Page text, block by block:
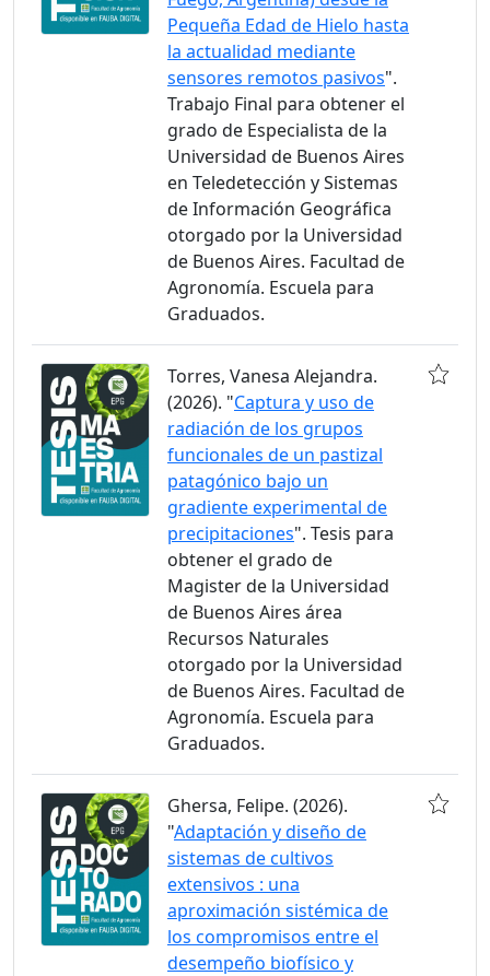
Pequeña Edad de Hielo hasta
la actualidad mediante
sensores remotos pasivos".
Trabajo Final para obtener el
grado de Especialista de la
Universidad de Buenos Aires
en Teledetección y Sistemas
de Información Geográfica
otorgado por la Universidad
de Buenos Aires. Facultad de
Agronomía. Escuela para
Graduados.
Torres, Vanesa Alejandra.
(2026). "Captura y uso de
radiación de los grupos
funcionales de un pastizal
patagónico bajo un
gradiente experimental de
precipitaciones". Tesis para
obtener el grado de
Magister de la Universidad
de Buenos Aires área
Recursos Naturales
otorgado por la Universidad
de Buenos Aires. Facultad de
Agronomía. Escuela para
Graduados.
Ghersa, Felipe. (2026).
"Adaptación y diseño de
sistemas de cultivos
extensivos : una
aproximación sistémica de
los compromisos entre el
desempeño biofísico y